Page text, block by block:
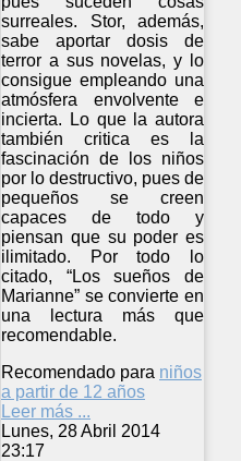
surreales. Stor, además,
sabe aportar dosis de
terror a sus novelas, y lo
consigue empleando una
atmósfera envolvente e
incierta. Lo que la autora
también critica es la
fascinación de los niños
por lo destructivo, pues de
pequeños se creen
capaces de todo y
piensan que su poder es
ilimitado. Por todo lo
citado, “Los sueños de
Marianne” se convierte en
una lectura más que
recomendable.
Recomendado para niños
a partir de 12 años
Leer más ...
Lunes, 28 Abril 2014
23:17